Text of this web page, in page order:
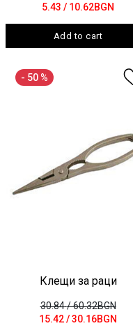
5.43 / 10.62BGN
Add to cart
- 50 %
Клещи за раци
30.84/ 60.32BGN
15.42/ 30.16BGN